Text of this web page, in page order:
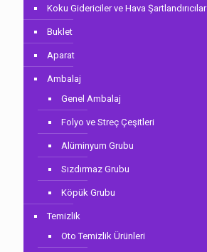
Koku Gidericiler ve Hava Şartlandırıcılar
Buklet
Aparat
Ambalaj
Genel Ambalaj
Folyo ve Streç Çeşitleri
Alüminyum Grubu
Sızdırmaz Grubu
Köpük Grubu
Temizlik
Oto Temizlik Ürünleri